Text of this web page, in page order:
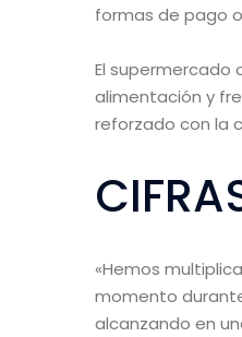
formas de pago
El supermercado
alimentación y
reforzado con la
«Hemos
momento
alcanzando en